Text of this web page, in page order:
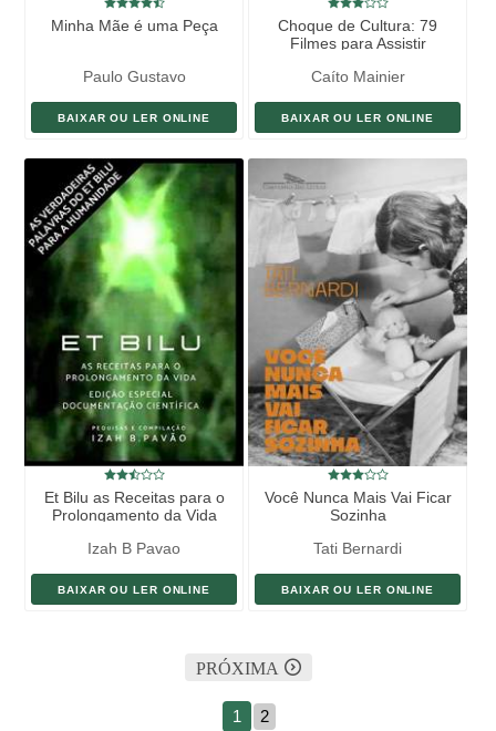
Minha Mãe é uma Peça
Paulo Gustavo
BAIXAR OU LER ONLINE
Choque de Cultura: 79
Filmes para Assistir
Caíto Mainier
BAIXAR OU LER ONLINE
Et Bilu as Receitas para o
Prolongamento da Vida
Izah B Pavao
BAIXAR OU LER ONLINE
Você Nunca Mais Vai Ficar
Sozinha
Tati Bernardi
BAIXAR OU LER ONLINE
PRÓXIMA
1 2